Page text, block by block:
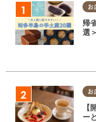
お
帰
選
お
ー